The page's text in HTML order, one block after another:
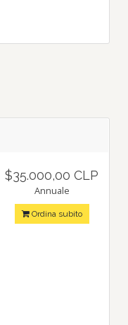
$35.000,00 CLP
Annuale
Ordina subito